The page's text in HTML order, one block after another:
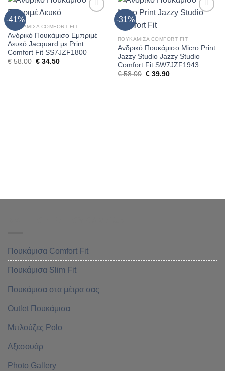
-41%
στη Λίστα
Επιθυμίας
ΠΟΥΚΆΜΙΣΑ COMFORT FIT
Ανδρικό Πουκάμισο Εμπριμέ
Λευκό Jacquard με Print
Comfort Fit SS7JZF1800
€58.00 €34.50
-31%
ΠΟΥΚΆΜΙΣΑ COMFORT FIT
Ανδρικό Πουκάμισο Micro Print
Jazzy Studio Jazzy Studio
Comfort Fit SW7JZF1943
€58.00 €39.90
Πουκάμισα Comfort Fit
Πουκάμισα Slim Fit
Πουκάμισα στα μέτρα σας
Outlet Πουκάμισα
Μπλούζες Polo
Αξεσουάρ
Photo Gallery